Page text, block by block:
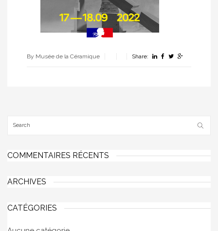
By Musée de la Céramique Share:
COMMENTAIRES RÉCENTS
ARCHIVES
CATÉGORIES